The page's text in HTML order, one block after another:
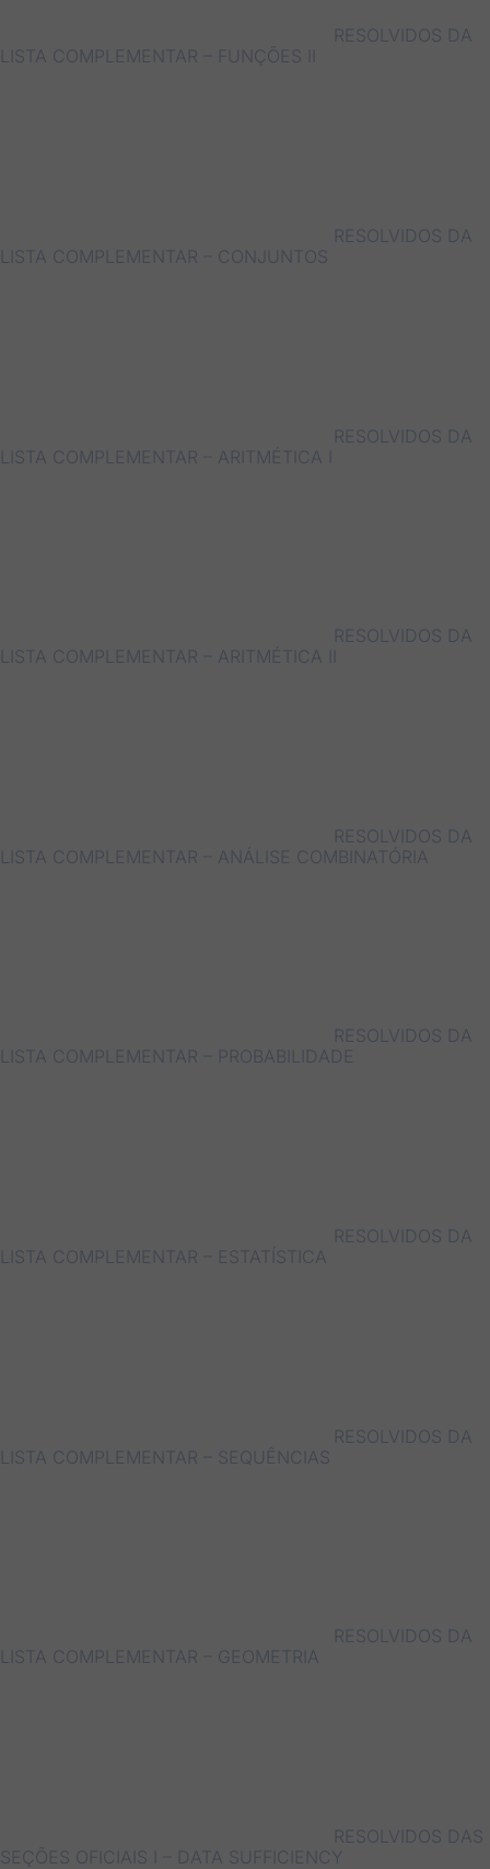
RESOLVIDOS DA
LISTA COMPLEMENTAR – FUNÇÕES II
RESOLVIDOS DA
LISTA COMPLEMENTAR – CONJUNTOS
RESOLVIDOS DA
LISTA COMPLEMENTAR – ARITMÉTICA I
RESOLVIDOS DA
LISTA COMPLEMENTAR – ARITMÉTICA II
RESOLVIDOS DA
LISTA COMPLEMENTAR – ANÁLISE COMBINATÓRIA
RESOLVIDOS DA
LISTA COMPLEMENTAR – PROBABILIDADE
RESOLVIDOS DA
LISTA COMPLEMENTAR – ESTATÍSTICA
RESOLVIDOS DA
LISTA COMPLEMENTAR – SEQUÊNCIAS
RESOLVIDOS DA
LISTA COMPLEMENTAR – GEOMETRIA
RESOLVIDOS DAS
SEÇÕES OFICIAIS I – DATA SUFFICIENCY